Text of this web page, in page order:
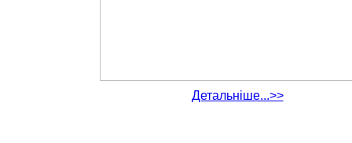
Детальніше...>>